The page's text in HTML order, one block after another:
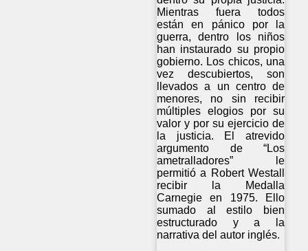
Mientras fuera todos
están en pánico por la
guerra, dentro los niños
han instaurado su propio
gobierno. Los chicos, una
vez descubiertos, son
llevados a un centro de
menores, no sin recibir
múltiples elogios por su
valor y por su ejercicio de
la justicia. El atrevido
argumento de “Los
ametralladores” le
permitió a Robert Westall
recibir la Medalla
Carnegie en 1975. Ello
sumado al estilo bien
estructurado y a la
narrativa del autor inglés.